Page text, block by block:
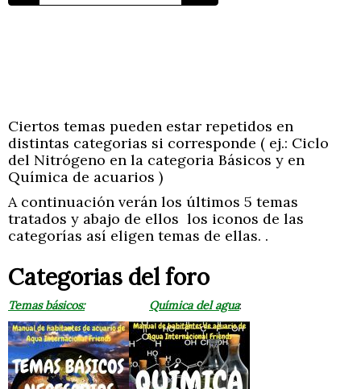
Ciertos temas pueden estar repetidos en
distintas categorias si corresponde ( ej.: Ciclo
del Nitrógeno en la categoria Básicos y en
Química de acuarios )
A continuación verán los últimos 5 temas
tratados y abajo de ellos los iconos de las
categorías así eligen temas de ellas. .
Categorias del foro
Temas básicos: Química del agua: